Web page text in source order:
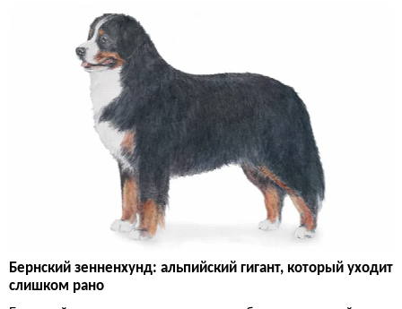
Бернский зенненхунд: альпийский гигант, который уходит
слишком рано